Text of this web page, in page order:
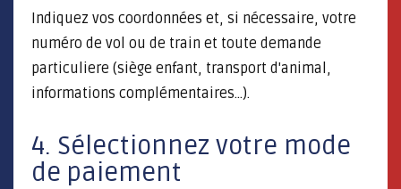
Indiquez vos coordonnées et, si nécessaire, votre
numéro de vol ou de train et toute demande
particuliere (siège enfant, transport d'animal,
informations complémentaires...).
4. Sélectionnez votre mode
de paiement